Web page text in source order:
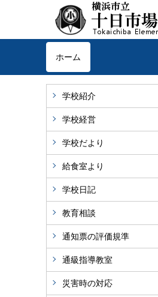
ホーム
学校紹介
学校経営
学校だより
給食室より
学校日記
教育相談
通知票の評価規準
通級指導教室
災害時の対応